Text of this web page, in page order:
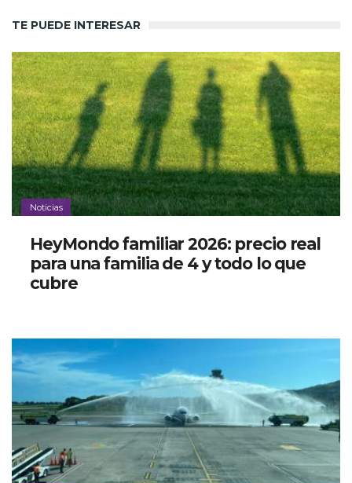
TE PUEDE INTERESAR
Noticias
HeyMondo familiar 2026: precio real
para una familia de 4 y todo lo que
cubre